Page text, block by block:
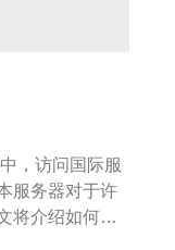
服务器对于许
将介绍如何免